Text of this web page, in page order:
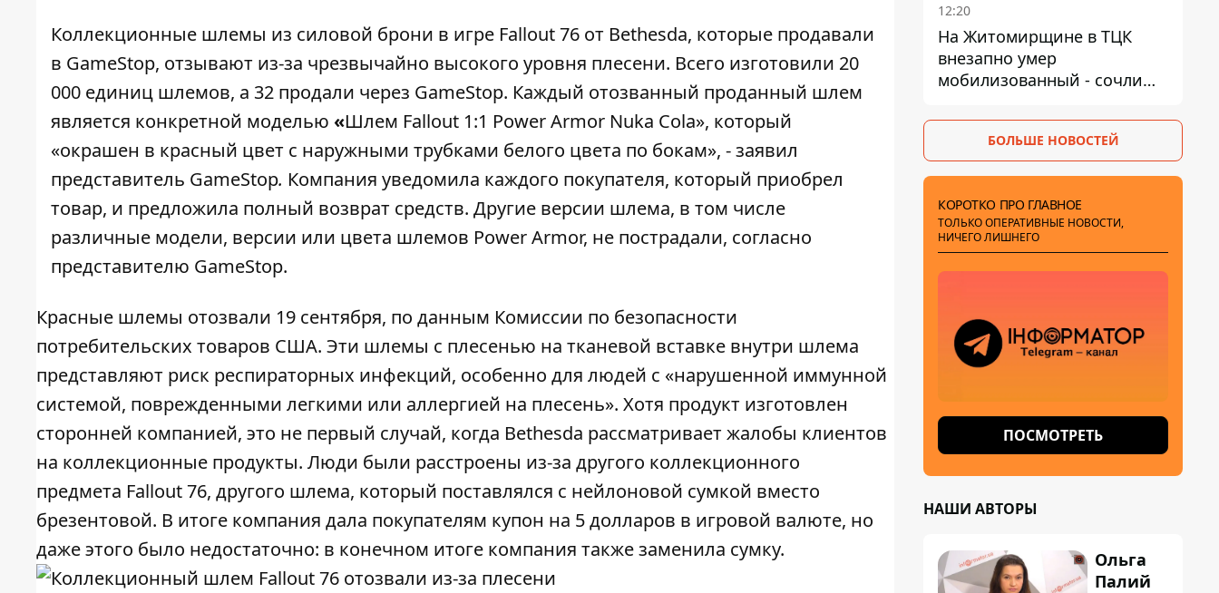
Коллекционные шлемы из силовой брони в игре Fallout 76 от Bethesda, которые продавали
в GameStop, отзывают из-за чрезвычайно высокого уровня плесени. Всего изготовили 20
000 единиц шлемов, а 32 продали через GameStop. Каждый отозванный проданный шлем
является конкретной моделью «Шлем Fallout 1:1 Power Armor Nuka Cola», который
«окрашен в красный цвет с наружными трубками белого цвета по бокам», - заявил
представитель GameStop. Компания уведомила каждого покупателя, который приобрел
товар, и предложила полный возврат средств. Другие версии шлема, в том числе
различные модели, версии или цвета шлемов Power Armor, не пострадали, согласно
представителю GameStop.
Красные шлемы отозвали 19 сентября, по данным Комиссии по безопасности
потребительских товаров США. Эти шлемы с плесенью на тканевой вставке внутри шлема
представляют риск респираторных инфекций, особенно для людей с «нарушенной иммунной
системой, поврежденными легкими или аллергией на плесень». Хотя продукт изготовлен
сторонней компанией, это не первый случай, когда Bethesda рассматривает жалобы клиентов
на коллекционные продукты. Люди были расстроены из-за другого коллекционного
предмета Fallout 76, другого шлема, который поставлялся с нейлоновой сумкой вместо
брезентовой. В итоге компания дала покупателям купон на 5 долларов в игровой валюте, но
даже этого было недостаточно: в конечном итоге компания также заменила сумку.
12:20
На Житомирщине в ТЦК
внезапно умер
мобилизованный - сочли
остановилось сердце
БОЛЬШЕ НОВОСТЕЙ
КОРОТКО ПРО ГЛАВНОЕ
ТОЛЬКО ОПЕРАТИВНЫЕ НОВОСТИ,
НИЧЕГО ЛИШНЕГО
ПОСМОТРЕТЬ
НАШИ АВТОРЫ
Ольга
Палий